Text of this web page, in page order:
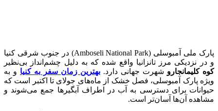
پارک ملی آمبوسلی (Amboseli National Park) در جنوب شرقی کنیا
و در نزدیکی مرز تانزانیا واقع شده که به دلیل چشم‌انداز بی‌نظیر
کوه کلیمانجارو شهرت جهانی دارد. بهترین زمان سفر به کنیا و به
ویژه پارک آمبوسلی، فصل خشک از ماه‌های جولای تا اکتبر است که
حیوانات برای دسترسی به آب در اطراف آبگیرها جمع می‌شوند و
مشاهده آن‌ها آسان‌تر است.